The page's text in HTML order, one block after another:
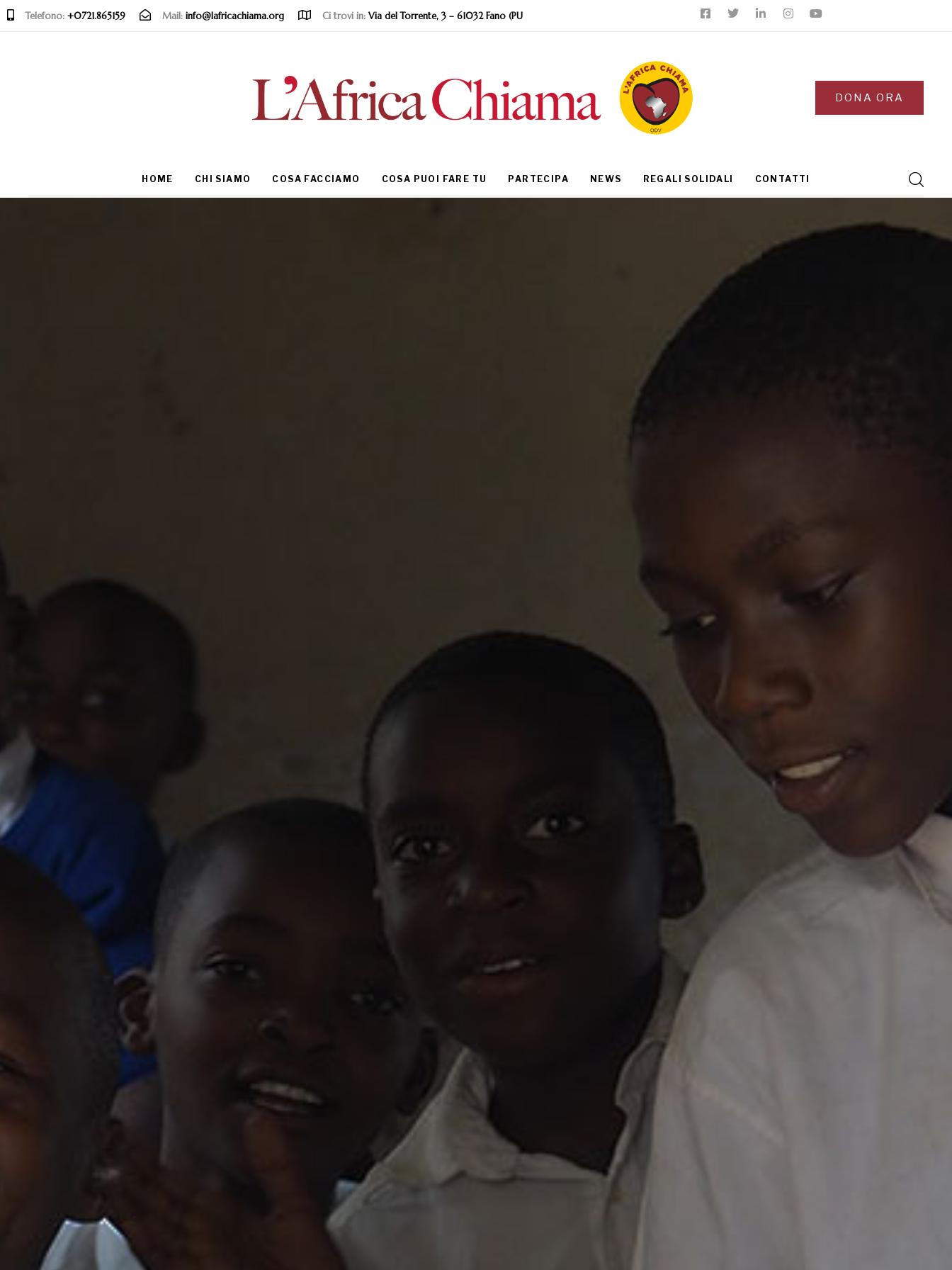
Telefono: +0721.865159 Mail: info@lafricachiama.org Ci trovi in: Via del Torrente, 3 – 61032 Fano (PU
DONA ORA
HOME CHI SIAMO COSA FACCIAMO COSA PUOI FARE TU PARTECIPA NEWS REGALI SOLIDALI CONTATTI